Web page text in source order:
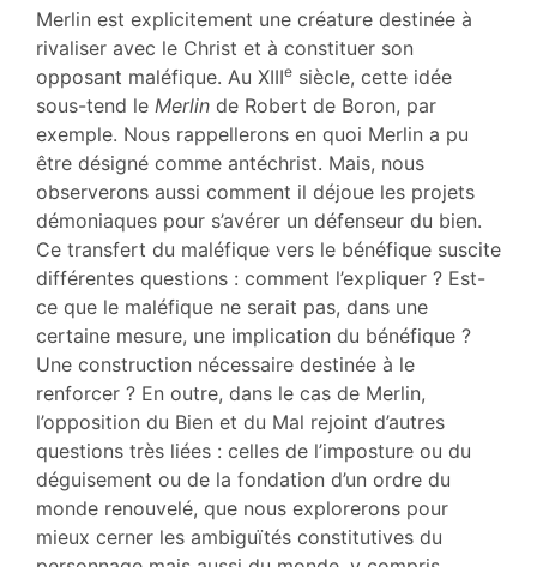
Texte
Bibliographie
Notes
Citer cet article
Auteur
Merlin est explicitement une créature destinée à
rivaliser avec le Christ et à constituer son
opposant maléfique. Au XIIIe siècle, cette idée
sous-tend le Merlin de Robert de Boron, par
exemple. Nous rappellerons en quoi Merlin a pu
être désigné comme antéchrist. Mais, nous
observerons aussi comment il déjoue les projets
démoniaques pour s’avérer un défenseur du bien.
Ce transfert du maléfique vers le bénéfique suscite
différentes questions : comment l’expliquer ? Est-
ce que le maléfique ne serait pas, dans une
certaine mesure, une implication du bénéfique ?
Une construction nécessaire destinée à le
renforcer ? En outre, dans le cas de Merlin,
l’opposition du Bien et du Mal rejoint d’autres
questions très liées : celles de l’imposture ou du
déguisement ou de la fondation d’un ordre du
monde renouvelé, que nous explorerons pour
mieux cerner les ambiguïtés constitutives du